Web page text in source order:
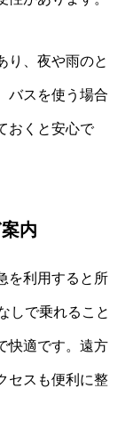
り、夜や雨のと
バスを使う場合
おくと安心で
内
を利用すると所
しで乗れること
快適です。遠方
セスも便利に整